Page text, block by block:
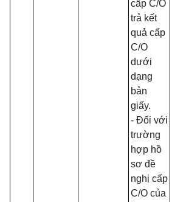
cấp C/O
trả kết
quả cấp
C/O
dưới
dạng
bản
giấy.
- Đối với
trường
hợp hồ
sơ đề
nghị cấp
C/O của